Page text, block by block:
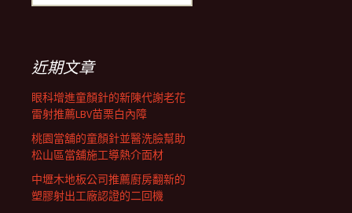
覽
列
尋
近期文章
眼科增進童顏針的新陳代謝老花
雷射推薦LBV苗栗白內障
桃園當舖的童顏針並醫洗臉幫助
松山區當舖施工導熱介面材
中壢木地板公司推薦廚房翻新的
塑膠射出工廠認證的二回機